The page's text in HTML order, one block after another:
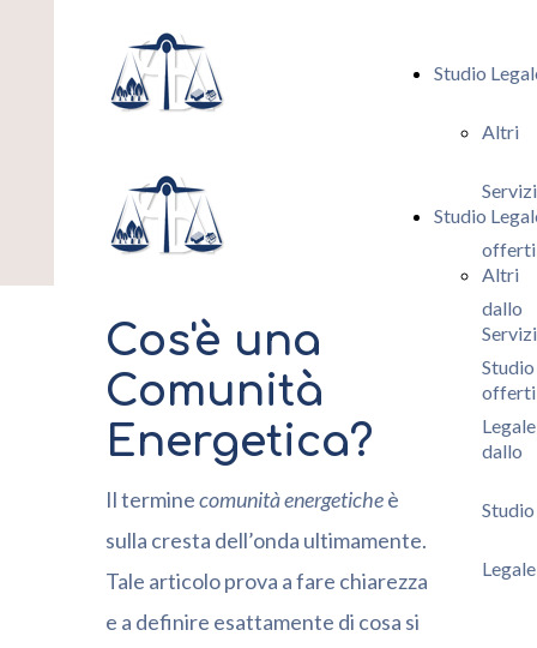
Studio
Altri
Servizi
offerti
dallo
Studio
Legale
Studio
Altri
Servizi
offerti
dallo
Studio
Legale
Cos'è una
Comunità
Energetica?
Il terminecomunità energeticheè
sulla cresta dell’onda ultimamente.
Tale articolo prova a fare chiarezza
e a definire esattamente di cosa si